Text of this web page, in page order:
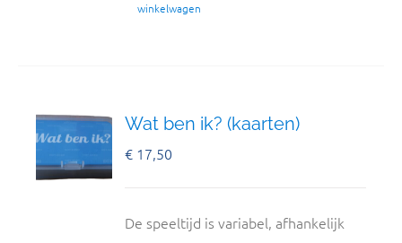
winkelwagen
Wat ben ik? (kaarten)
€ 17,50
De speeltijd is variabel, afhankelijk